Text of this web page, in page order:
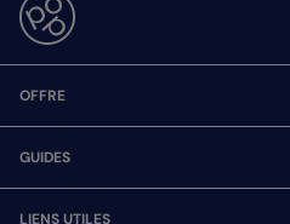
OFFRE
GUIDES
LIENS UTILES